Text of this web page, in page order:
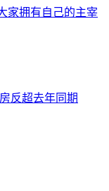
家拥有自己的主宰
反超去年同期